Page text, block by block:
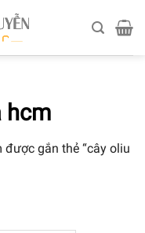
hcm
được gắn thẻ “cây oliu